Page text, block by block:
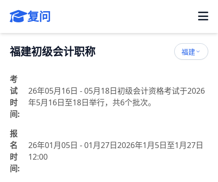
复问
福建初级会计职称 福建
考
试
时
间:
26年05月16日 - 05月18日初级会计资格考试于2026
年5月16日至18日举行，共6个批次。
报
名
时
间:
26年01月05日 - 01月27日2026年1月5日至1月27日
12:00